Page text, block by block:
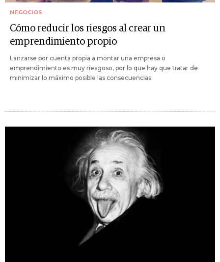
NEGOCIOS
Cómo reducir los riesgos al crear un
emprendimiento propio
Lanzarse por cuenta propia a montar una empresa o
emprendimiento es muy riesgoso, por lo que hay que tratar de
minimizar lo máximo posible las consecuencias.